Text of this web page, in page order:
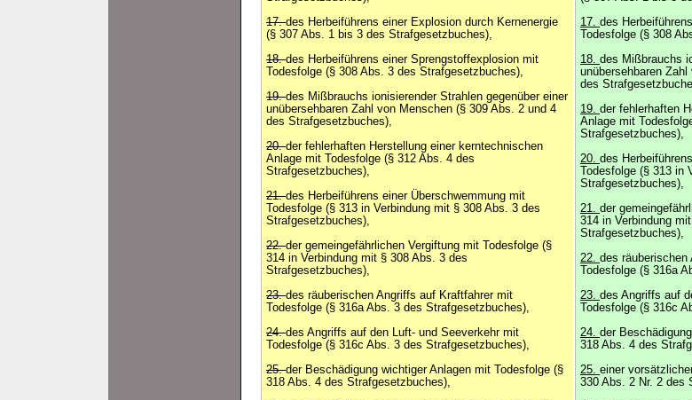
17.des Herbeiführens einer Explosion durch Kernenergie
(§ 307 Abs. 1 bis 3 des Strafgesetzbuches),
18.des Herbeiführens einer Sprengstoffexplosion mit
Todesfolge (§ 308 Abs. 3 des Strafgesetzbuches),
19.des Mißbrauchs ionisierender Strahlen gegenüber einer
unübersehbaren Zahl von Menschen (§ 309 Abs. 2 und 4
des Strafgesetzbuches),
20.der fehlerhaften Herstellung einer kerntechnischen
Anlage mit Todesfolge (§ 312 Abs. 4 des
Strafgesetzbuches),
21.des Herbeiführens einer Überschwemmung mit
Todesfolge (§ 313 in Verbindung mit § 308 Abs. 3 des
Strafgesetzbuches),
22.der gemeingefährlichen Vergiftung mit Todesfolge (§
314 in Verbindung mit § 308 Abs. 3 des
Strafgesetzbuches),
23.des räuberischen Angriffs auf Kraftfahrer mit
Todesfolge (§ 316a Abs. 3 des Strafgesetzbuches),
24.des Angriffs auf den Luft- und Seeverkehr mit
Todesfolge (§ 316c Abs. 3 des Strafgesetzbuches),
25.der Beschädigung wichtiger Anlagen mit Todesfolge (§
318 Abs. 4 des Strafgesetzbuches),
17. des
Todesfolge (§ 308
18. des Mißbrauchs
unübersehbaren
des
19. der fehlerhaften
Anlage mit
Strafgesetzbuches),
20. des
Todesfolge (§ 313
Strafgesetzbuches),
21. der
314 in Verbindung
Strafgesetzbuches),
22. des
Todesfolge (§ 316a
23. des Angriffs auf
Todesfolge (§ 316c
24. der
318 Abs. 4 des
25. einer
330 Abs. 2 Nr. 2 des